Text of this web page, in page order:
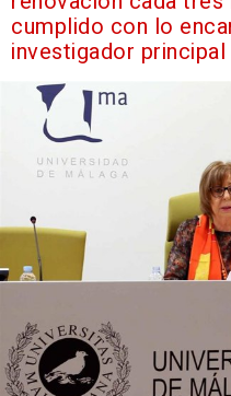
cumplido con lo
investigador principal